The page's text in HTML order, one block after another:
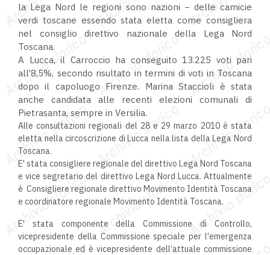
la Lega Nord le regioni sono nazioni − delle camicie
verdi toscane essendo stata eletta come consigliera
nel consiglio direttivo nazionale della Lega Nord
Toscana.
A Lucca, il Carroccio ha conseguito 13.225 voti pari
all’8,5%, secondo risultato in termini di voti in Toscana
dopo il capoluogo Firenze. Marina Staccioli è stata
anche candidata alle recenti elezioni comunali di
Pietrasanta, sempre in Versilia.
Alle consultazioni regionali del 28 e 29 marzo 2010 è stata
eletta nella circoscrizione di Lucca nella lista della Lega Nord
Toscana.
E' stata consigliere regionale del direttivo Lega Nord Toscana
e vice segretario del direttivo Lega Nord Lucca. Attualmente
è Consigliere regionale direttivo Movimento Identità Toscana
e coordinatore regionale Movimento Identità Toscana.
E' stata componente della Commissione di Controllo,
vicepresidente della Commissione speciale per l'emergenza
occupazionale ed è vicepresidente dell’attuale commissione